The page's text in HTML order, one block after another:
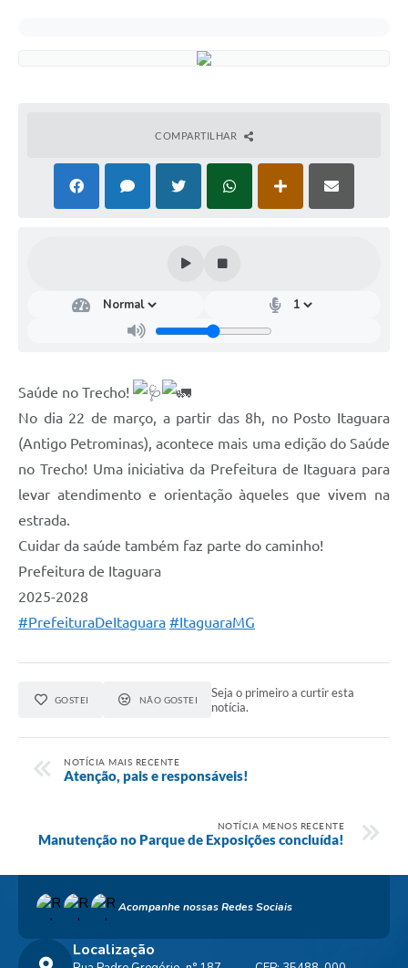
COMPARTILHAR
Saúde no Trecho!
No dia 22 de março, a partir das 8h, no Posto Itaguara
(Antigo Petrominas), acontece mais uma edição do Saúde
no Trecho! Uma iniciativa da Prefeitura de Itaguara para
levar atendimento e orientação àqueles que vivem na
estrada.
Cuidar da saúde também faz parte do caminho!
Prefeitura de Itaguara
2025-2028
#PrefeituraDeItaguara #ItaguaraMG
GOSTEI NÃO GOSTEI
Seja o primeiro a curtir esta
notícia.
NOTÍCIA MAIS RECENTE
Atenção, pais e responsáveis!
NOTÍCIA MENOS RECENTE
Manutenção no Parque de Exposições concluída!
Acompanhe nossas Redes Sociais
Localização